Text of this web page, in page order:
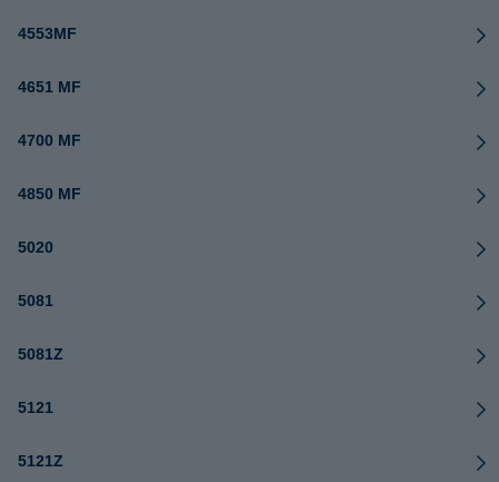
4553MF
4651 MF
4700 MF
4850 MF
5020
5081
5081Z
5121
5121Z